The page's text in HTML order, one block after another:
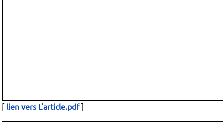
[ lien vers L'article.pdf]